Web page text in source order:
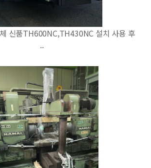
신품TH600NC,TH430NC 설치 사용 후
..